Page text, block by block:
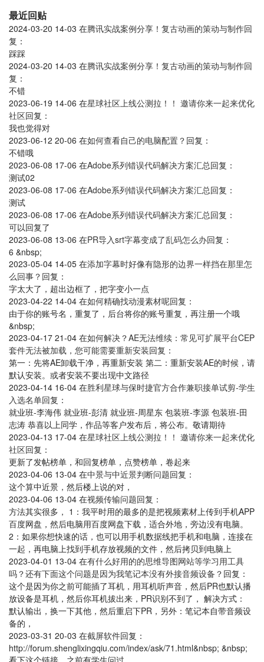
最近回贴
2024-03-20 14-03 在腾讯实战案例分享！复古动画的策动与制作回
复：
踩踩
2024-03-20 14-03 在腾讯实战案例分享！复古动画的策动与制作回
复：
不错
2023-06-19 14-06 在星球社区上线公测拉！！ 邀请你来一起来优化
社区回复：
我也觉得对
2023-06-12 20-06 在如何查看自己的电脑配置？ 回复：
不错哦
2023-06-08 17-06 在Adobe系列错误代码解决方案汇总回复：
测试02
2023-06-08 17-06 在Adobe系列错误代码解决方案汇总回复：
测试
2023-06-08 17-06 在Adobe系列错误代码解决方案汇总回复：
可以回复了
2023-06-08 13-06 在PR导入srt字幕变成了乱码怎么办回复：
6 &nbsp;
2023-05-04 14-05 在添加字幕时好像有隐形的边界一样挡在那里怎
么回事？ 回复：
字太大了，超出边框了，把字变小一点
2023-04-22 14-04 在如何精确找动漫素材呢回复：
由于你的账号名，重复了，后台将你的账号重复，再注册一个哦
&nbsp;
2023-04-17 21-04 在如何解决？AE无法维续：常见可扩展平台CEP
套件无法被加载，您可能需要重新安装回复：
第一：先将AE卸载干净，再重新安装 第二：重新安装AE的时候，请
默认安装。或者安装不要出现中文路径
2023-04-14 16-04 在胜利星球与保时捷官方合作兼职接单试剪-学生
入选名单回复：
就业班-李海伟 就业班-彭清 就业班-周星东 包装班-李源 包装班-田
志涛 恭喜以上同学，作品等客户发布后，将公布。敬请期待
2023-04-13 17-04 在星球社区上线公测拉！！ 邀请你来一起来优化
社区回复：
更新了发帖榜单，和回复榜单，点赞榜单，卷起来
2023-04-06 13-04 在中景与中近景判断问题回复：
这个算中近景，然后楼上说的对，
2023-04-06 13-04 在视频传输问题回复：
方法其实很多， 1：我平时用的最多的是把视频素材上传到手机APP
百度网盘，然后电脑用百度网盘下载，适合外地，旁边没有电脑。
2：如果你想快速的话，也可以用手机数据线把手机和电脑，连接在
一起，再电脑上找到手机存放视频的文件，然后拷贝到电脑上
2023-04-01 13-04 在有什么好用的的思维导图网站等学习用工具
吗？还有下面这个问题是因为我笔记本没有外接音频设备？ 回复：
这个是因为你之前可能插了耳机，用耳机听声音，然后PR也默认播
放设备是耳机，然后你耳机拔出来，PR识别不到了， 解决方式：
默认输出，换一下其他，然后重启下PR，另外：笔记本自带音频设
备的，
2023-03-31 20-03 在截屏软件回复：
http://forum.shenglixingqiu.com/index/ask/71.html&nbsp; &nbsp;
看下这个链接，之前有学生问过